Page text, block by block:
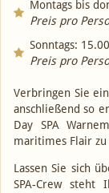
Montags bis
Preis pro
Sonntags:
Preis pro
Verbringen Sie
anschließend so
Day SPA
maritimes Flair
Lassen Sie sich
SPA-Crew